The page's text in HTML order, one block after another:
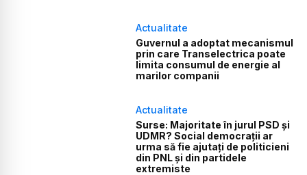
Actualitate
Guvernul a adoptat mecanismul
prin care Transelectrica poate
limita consumul de energie al
marilor companii
Actualitate
Surse: Majoritate în jurul PSD și
UDMR? Social democrații ar
urma să fie ajutați de politicieni
din PNL și din partidele
extremiste